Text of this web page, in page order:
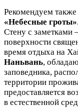
Рекомендуем
«Небесные гроты»
Стену с заметками
поверхности
время отдыха на
Наньвань,
заповедника,
территории
предоставляется
в естественной